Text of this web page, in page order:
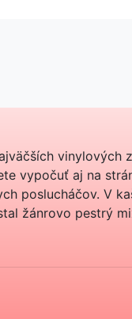
vypočuť aj na
poslucháčov. V
žánrovo pestrý